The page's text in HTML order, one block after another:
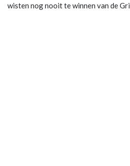
wisten nog nooit te winnen van de